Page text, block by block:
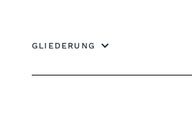
GLIEDERUNG